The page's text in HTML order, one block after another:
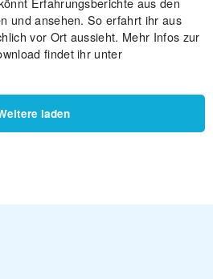
und ansehen. So erfahrt ihr aus
vor Ort aussieht. Mehr Infos zur
findet ihr unter
laden